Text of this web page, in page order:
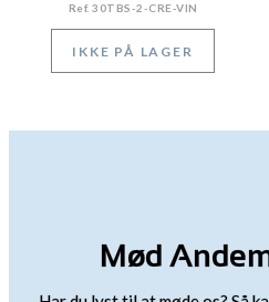
Ref. 30TBS-2-CRE-VIN
Mød